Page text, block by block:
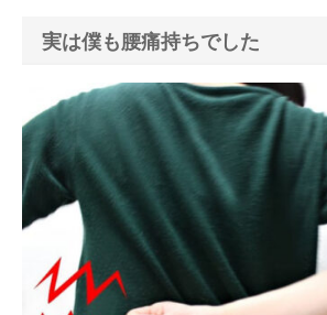
実は僕も腰痛持ちでした